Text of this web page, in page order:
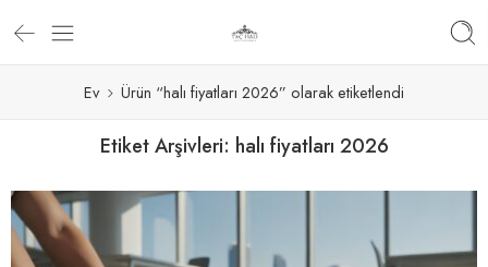
Ev Ürün “halı fiyatları 2026” olarak etiketlendi
Etiket Arşivleri: halı fiyatları 2026